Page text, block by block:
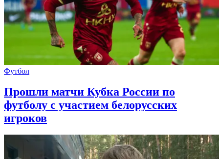
Футбол
Прошли матчи Кубка России по
футболу с участием белорусских
игроков